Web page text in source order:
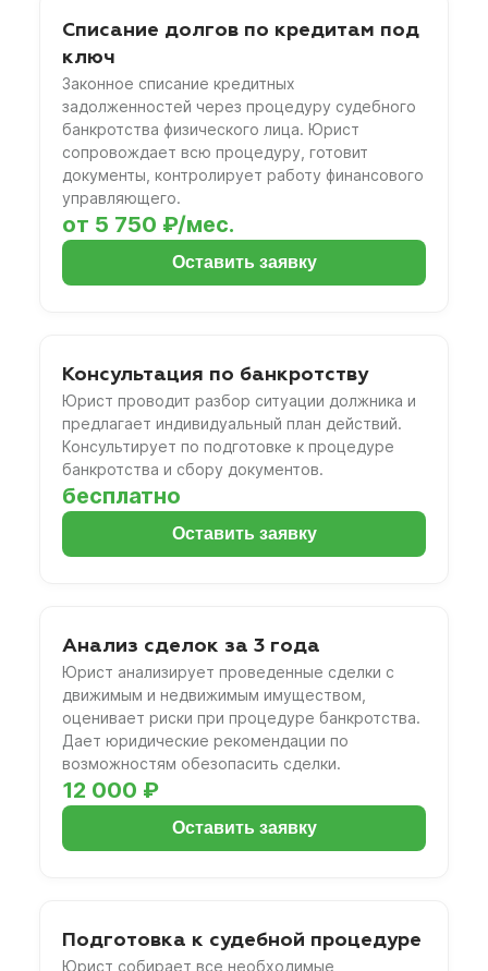
Списание долгов по кредитам под
ключ
Законное списание кредитных
задолженностей через процедуру судебного
банкротства физического лица. Юрист
сопровождает всю процедуру, готовит
документы, контролирует работу финансового
управляющего.
от 5 750 ₽/мес.
Оставить заявку
Консультация по банкротству
Юрист проводит разбор ситуации должника и
предлагает индивидуальный план действий.
Консультирует по подготовке к процедуре
банкротства и сбору документов.
бесплатно
Оставить заявку
Анализ сделок за 3 года
Юрист анализирует проведенные сделки с
движимым и недвижимым имуществом,
оценивает риски при процедуре банкротства.
Дает юридические рекомендации по
возможностям обезопасить сделки.
12 000 ₽
Оставить заявку
Подготовка к судебной процедуре
Юрист собирает все необходимые